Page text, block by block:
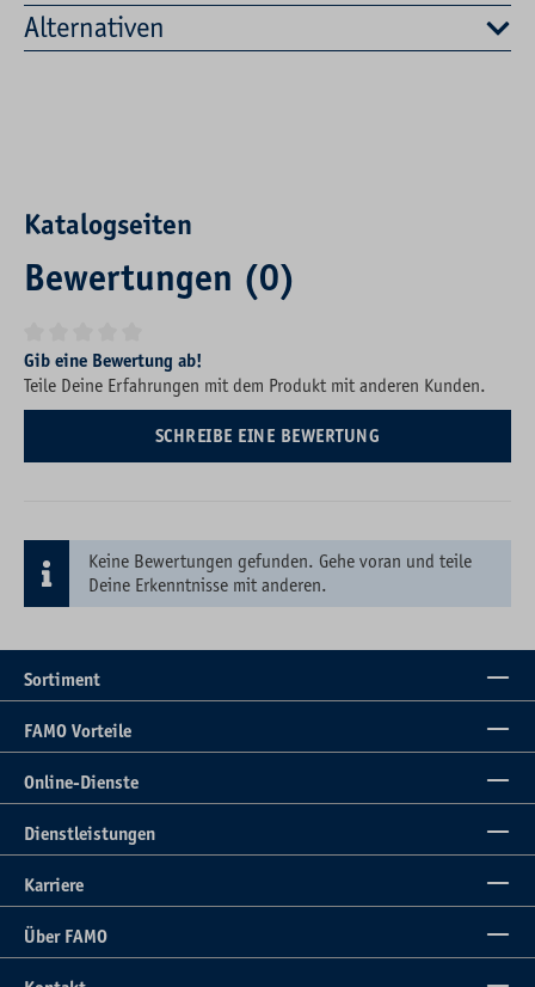
Alternativen
Katalogseiten
Bewertungen (0)
Durchschnittliche Bewertung von 0 von 5 Sternen
Gib eine Bewertung ab!
Teile Deine Erfahrungen mit dem Produkt mit anderen Kunden.
SCHREIBE EINE BEWERTUNG
Keine Bewertungen gefunden. Gehe voran und teile
Deine Erkenntnisse mit anderen.
Sortiment
FAMO Vorteile
Online-Dienste
Dienstleistungen
Karriere
Über FAMO